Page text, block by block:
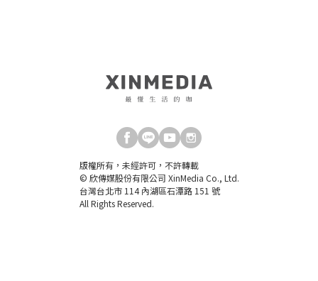
版權所有，未經許可，不許轉載
© 欣傳媒股份有限公司 XinMedia Co., Ltd.
台灣台北市 114 內湖區石潭路 151 號
All Rights Reserved.